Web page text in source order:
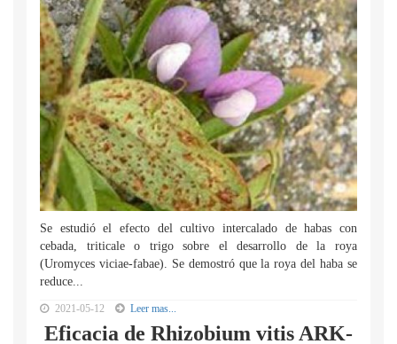
Se estudió el efecto del cultivo intercalado de habas con
cebada, triticale o trigo sobre el desarrollo de la roya
(Uromyces viciae-fabae). Se demostró que la roya del haba se
reduce...
2021-05-12 Leer mas...
Eficacia de Rhizobium vitis ARK-